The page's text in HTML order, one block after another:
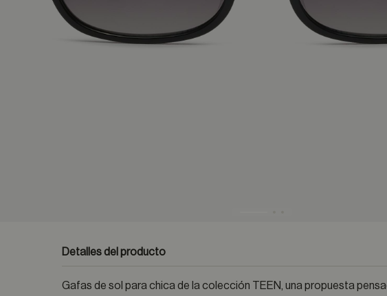
Detalles del producto
Gafas de sol para chica de la colección TEEN, una propuesta